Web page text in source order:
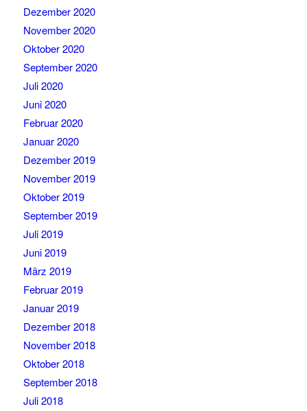
Dezember 2020
November 2020
Oktober 2020
September 2020
Juli 2020
Juni 2020
Februar 2020
Januar 2020
Dezember 2019
November 2019
Oktober 2019
September 2019
Juli 2019
Juni 2019
März 2019
Februar 2019
Januar 2019
Dezember 2018
November 2018
Oktober 2018
September 2018
Juli 2018